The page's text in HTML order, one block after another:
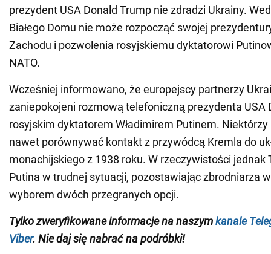
prezydent USA Donald Trump nie zdradzi Ukrainy.
Białego Domu nie może rozpocząć swojej
Zachodu i pozwolenia rosyjskiemu dyktatorowi
NATO.
Wcześniej informowano, że europejscy partnerzy
zaniepokojeni rozmową telefoniczną prezydenta USA
rosyjskim dyktatorem Władimirem Putinem.
nawet porównywać kontakt z przywódcą Kremla do
monachijskiego z 1938 roku. W rzeczywistości jednak
Putina w trudnej sytuacji, pozostawiając zbrodniarza
wyborem dwóch przegranych opcji.
Tylko zweryfikowane informacje na naszymkanale
Viber. Nie daj się nabrać na podróbki!